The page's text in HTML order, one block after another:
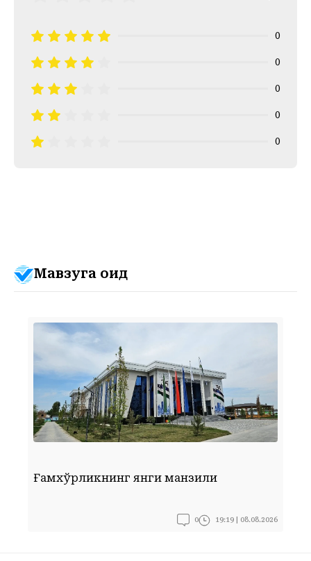
0
0
0
0
0
Мавзуга оид
Ғамхўрликнинг янги манзили
0 19:19 | 08.08.2026